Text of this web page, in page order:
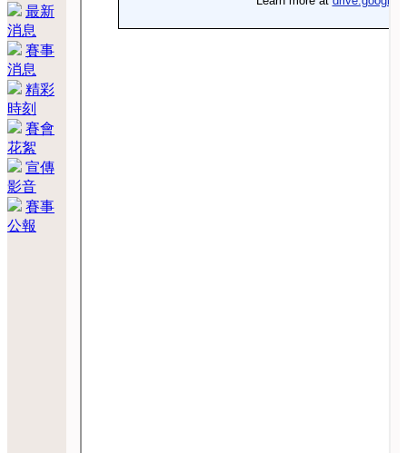
最新
消息
賽事
消息
精彩
時刻
賽會
花絮
宣傳
影音
賽事
公報